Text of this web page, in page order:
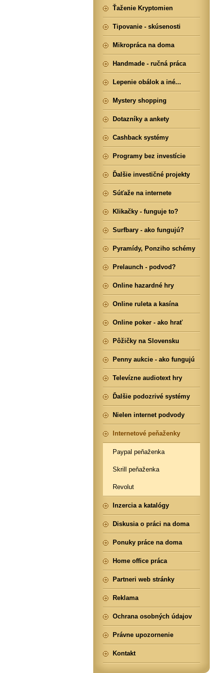
Ťaženie Kryptomien
Tipovanie - skúsenosti
Mikropráca na doma
Handmade - ručná práca
Lepenie obálok a iné...
Mystery shopping
Dotazníky a ankety
Cashback systémy
Programy bez investície
Ďalšie investičné projekty
Súťaže na internete
Klikačky - funguje to?
Surfbary - ako fungujú?
Pyramídy, Ponziho schémy
Prelaunch - podvod?
Online hazardné hry
Online ruleta a kasína
Online poker - ako hrať
Pôžičky na Slovensku
Penny aukcie - ako fungujú
Televízne audiotext hry
Ďalšie podozrivé systémy
Nielen internet podvody
Internetové peňaženky
Paypal peňaženka
Skrill peňaženka
Revolut
Inzercia a katalógy
Diskusia o práci na doma
Ponuky práce na doma
Home office práca
Partneri web stránky
Reklama
Ochrana osobných údajov
Právne upozornenie
Kontakt